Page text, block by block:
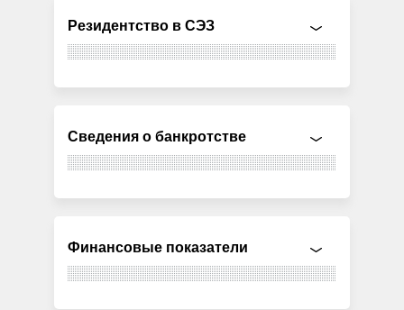
Резидентство в СЭЗ
Сведения о банкротстве
Финансовые показатели